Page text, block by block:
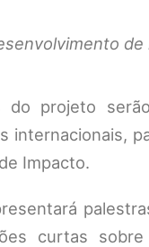
de
projeto
internacionais,
Impacto.
curtas